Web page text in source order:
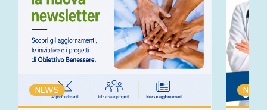
NEWS NEWS